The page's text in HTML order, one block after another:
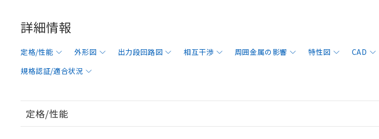
詳細情報
定格/性能 外形図 出力段回路図 相互干渉 周囲金属の影響 特性図 CAD
規格認証/適合状況
定格/性能